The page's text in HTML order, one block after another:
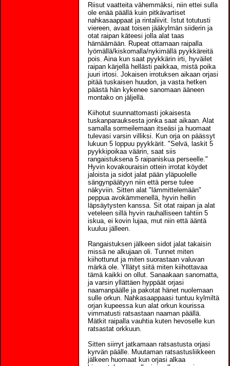
Riisut vaatteita vähemmäksi, niin ettei sulla
ole enää päällä kuin pitkävartiset
nahkasaappaat ja rintaliivit. Istut totutusti
viereen, avaat toisen jääkylmän siiderin ja
otat raipan käteesi jolla alat taas
härnäämään. Rupeat ottamaan raipalla
lyömällä/kiskomalla/nykimällä pyykkäreitä
pois. Aina kun saat pyykkärin irti, hyväilet
raipan kärjellä hellästi paikkaa, mistä poika
juuri irtosi. Jokaisen irrotuksen aikaan orjasi
pitää tuskaisen huudon, ja vasta hetken
päästä hän kykenee sanomaan ääneen
montako on jäljellä.
Kiihotut suunnattomasti jokaisesta
tuskanparauksesta jonka saat aikaan. Alat
samalla sormeilemaan itseäsi ja huomaat
tulevasi varsin villiksi. Kun orja on päässyt
lukuun 5 loppuu pyykkärit. "Selvä, laskit 5
pyykkipoikaa väärin, saat siis
rangaistuksena 5 raipaniskua perseelle."
Hyvin kovakouraisin ottein irrotat köydet
jaloista ja sidot jalat pään yläpuolelle
sängynpäätyyn niin että perse tulee
näkyviin. Sitten alat "lämmittelemään"
peppua avokämmenellä, hyvin hellin
läpsäytysten kanssa. Sit otat raipan ja alat
veteleen sillä hyvin rauhalliseen tahtiin 5
iskua, ei kovin lujaa, mut niin että ääntä
kuuluu jälleen.
Rangaistuksen jälkeen sidot jalat takaisin
missä ne alkujaan oli. Tunnet miten
kiihottunut ja miten suorastaan valuvan
märkä ole. Yllätyt siitä miten kiihottavaa
tämä kaikki on ollut. Sanaakaan sanomatta,
ja varsin yllättäen hyppäät orjasi
naamanpäälle ja pakotat hänet nuolemaan
sulle orkun. Nahkasaappaasi tuntuu kylmiltä
orjan kupeessa kun alat orkun kourissa
vimmatusti ratsastaan naaman päällä.
Mätkit raipalla vauhtia kuten hevoselle kun
ratsastat orkkuun.
Sitten siirryt jatkamaan ratsastusta orjasi
kyrvän päälle. Muutaman ratsastusliikkeen
jälkeen huomaat kun orjasi alkaa